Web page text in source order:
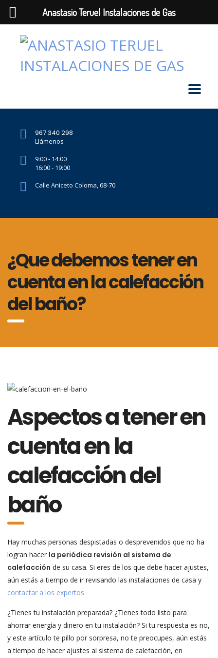
967 340 298
Llámenos
9:00 - 14:00
16:00 - 19:00
Calle Aniceto Coloma, 68-70
¿Que debemos tener en
cuenta en la calefacción
del baño?
Aspectos a tener en
cuenta en la
calefacción del
baño
Hay muchas personas despistadas o desprevenidos que no ha
logran hacer la periódica revisión al sistema de
calefacción de su casa. Si eres de los que debe hacer ajustes,
aún estás a tiempo de ir revisando las instalaciones de casa y
contactar a los expertos.
¿Tienes tu instalación preparada? ¿Tienes todo listo para
ahorrar energía y dinero en tu instalación? Si tu respuesta es no,
y este artículo te pillo por sorpresa, no te preocupes, aún estás
a tiempo de hacer ajustes al sistema de calefacción, en
Anastasio Teruel Instalaciones de Gas